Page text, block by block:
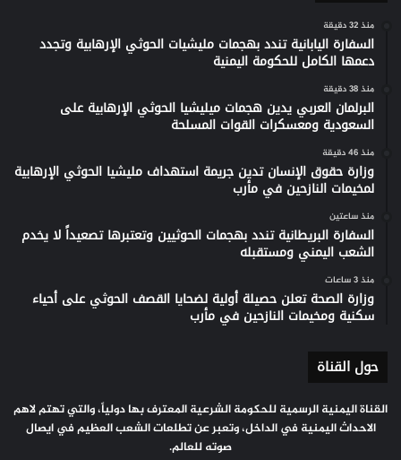
منذ 32 دقيقة
السفارة اليابانية تندد بهجمات مليشيات الحوثي الإرهابية وتجدد
دعمها الكامل للحكومة اليمنية
منذ 38 دقيقة
البرلمان العربي يدين هجمات ميليشيا الحوثي الإرهابية على
السعودية ومعسكرات القوات المسلحة
منذ 46 دقيقة
وزارة حقوق الإنسان تدين جريمة استهداف مليشيا الحوثي الإرهابية
لمخيمات النازحين في مأرب
منذ ساعتين
السفارة البريطانية تندد بهجمات الحوثيين وتعتبرها تصعيداً لا يخدم
الشعب اليمني ومستقبله
منذ 3 ساعات
وزارة الصحة تعلن حصيلة أولية لضحايا القصف الحوثي على أحياء
سكنية ومخيمات النازحين في مأرب
حول القناة
القناة اليمنية الرسمية للحكومة الشرعية المعترف بها دولياً، والتي تهتم لاهم
الاحداث اليمنية في الداخل، وتعبر عن تطلعات الشعب العظيم في ايصال
صوته للعالم.